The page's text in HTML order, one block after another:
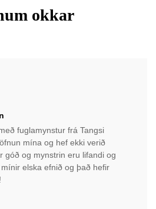
okkar
fuglamynstur frá Tangsi
mína og hef ekki verið
góð og mynstrin eru lifandi og
elska efnið og það hefir